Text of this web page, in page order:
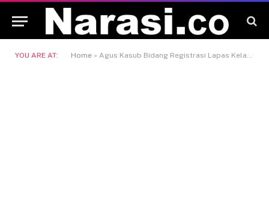
YOU ARE AT: Home » Agus Kasub Bidang Registrasi Lapas Kelas IIA Samarinda